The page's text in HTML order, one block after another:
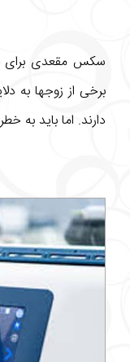
سکس مقعدی برای
برخی از زوجها به
دارند. اما باید به